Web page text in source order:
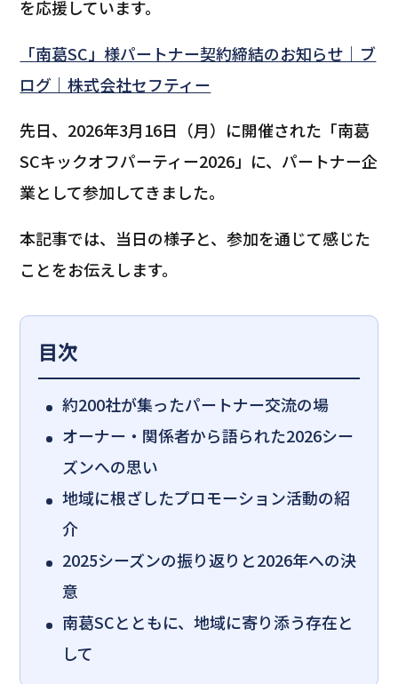
を応援しています。
「南葛SC」様パートナー契約締結のお知らせ｜ブ
ログ｜株式会社セフティー
先日、2026年3月16日（月）に開催された「南葛
SCキックオフパーティー2026」に、パートナー企
業として参加してきました。
本記事では、当日の様子と、参加を通じて感じた
ことをお伝えします。
目次
約200社が集ったパートナー交流の場
オーナー・関係者から語られた2026シー
ズンへの思い
地域に根ざしたプロモーション活動の紹
介
2025シーズンの振り返りと2026年への決
意
南葛SCとともに、地域に寄り添う存在と
して